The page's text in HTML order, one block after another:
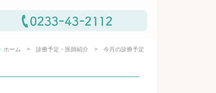
ホーム 診療予定・医師紹介 今月の診療予定